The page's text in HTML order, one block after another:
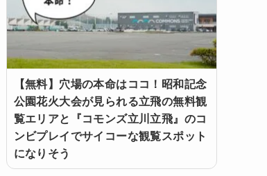
【無料】穴場の本命はココ！昭和記念
公園花火大会が見られる立飛の無料観
覧エリアと『コモンズ立川立飛』のコ
ンビプレイでサイコーな観覧スポット
になりそう